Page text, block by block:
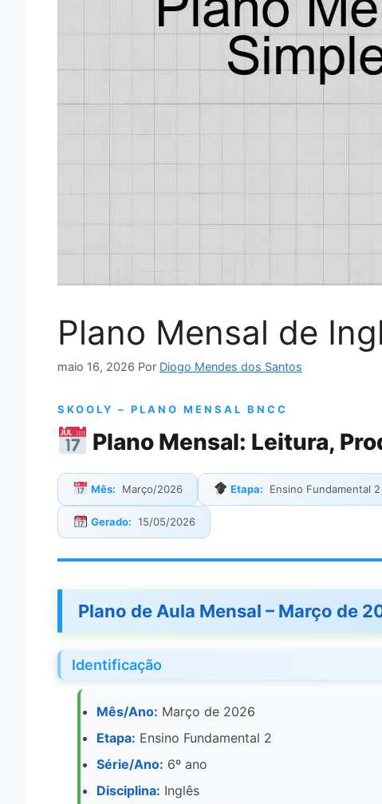
Plano Mensal de
maio 16, 2026 Por Diogo Mendes dos Santos
SKOOLY – PLANO MENSAL BNCC
Plano Mensal: Leitura,
Mês: Março/2026 Etapa: Ensino Fundamental 2
Gerado: 15/05/2026
Plano de Aula Mensal – Março de
Identificação
Mês/Ano: Março de 2026
Etapa: Ensino Fundamental 2
Série/Ano: 6º ano
Disciplina: Inglês